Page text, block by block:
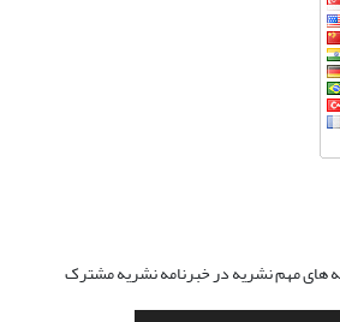
های مهم نشریه در خبرنامه نشریه مشترک